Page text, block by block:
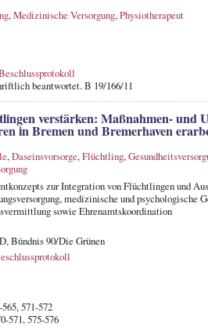
,Medizinische Versorgung,Physiotherapeut
beantwortet. B 19/166/11
verstärken: Maßnahmen- und
in Bremen und Bremerhaven
,Daseinsvorsorge,Flüchtling,
zur Integration von Flüchtlingen und
medizinische und psychologische
sowie Ehrenamtskoordination
Bündnis 90/Die Grünen
571-572
571, 575-576